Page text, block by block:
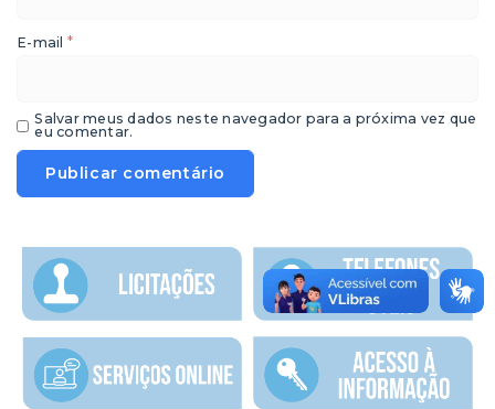
E-mail *
Salvar meus dados neste navegador para a próxima vez que
eu comentar.